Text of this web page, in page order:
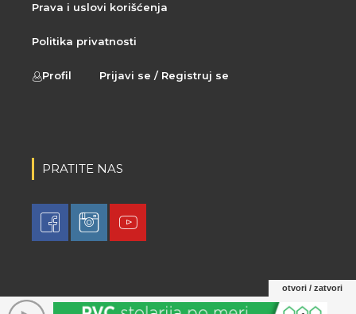
Prava i uslovi korišćenja
Politika privatnosti
Profil Prijavi se / Registruj se
PRATITE NAS
© 2021 LovaLova. All rights reserved.
otvori / zatvori